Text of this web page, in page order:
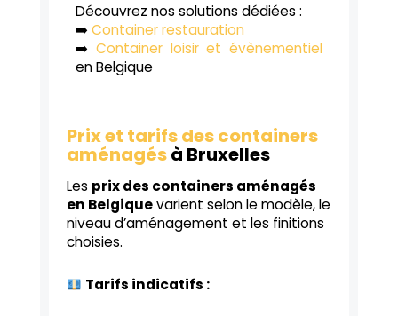
Découvrez nos solutions dédiées :
➡️ Container restauration
➡️ Container loisir et évènementiel
en Belgique
Prix et tarifs des containers
aménagésà Bruxelles
Les prix des containers aménagés
en Belgiquevarient selon le modèle, le
niveau d’aménagement et les finitions
choisies.
Tarifs indicatifs :